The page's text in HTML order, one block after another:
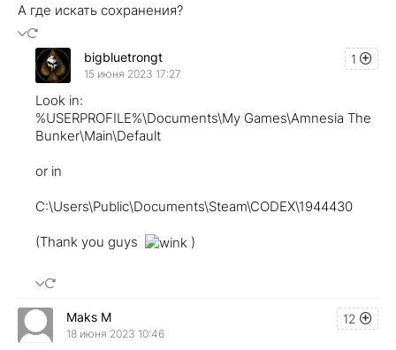
А где искать сохранения?
1
bigbluetrongt
15 июня 2023 17:27
Look in:
%USERPROFILE%\Documents\My Games\Amnesia The
Bunker\Main\Default
or in
C:\Users\Public\Documents\Steam\CODEX\1944430
(Thank you guys )
12
Maks M
18 июня 2023 10:46